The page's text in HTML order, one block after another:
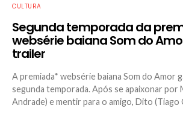
CULTURA
Segunda temporada da
websérie baiana Som do
trailer
A premiada* websérie baiana Som do Amor
segunda temporada. Após se apaixonar por
Andrade) e mentir para o amigo, Dito